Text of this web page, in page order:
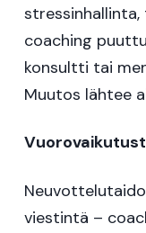
coaching
konsultti tai
Muutos lähtee
viestintä –